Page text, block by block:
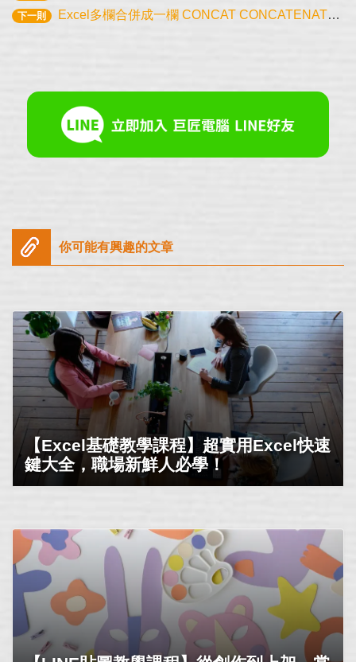
下一則 Excel多欄合併成一欄 CONCAT CONCATENATE 函數用法教學
你可能有興趣的文章
【Excel基礎教學課程】超實用Excel快速
鍵大全，職場新鮮人必學！